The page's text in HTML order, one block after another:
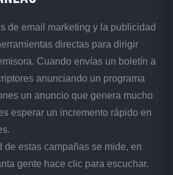
de email marketing y la publicidad
directas para dirigir
Cuando envías un boletín a
anunciando un programa
un anuncio que genera mucho
esperar un incremento rápido en
de estas campañas se mide, en
gente hace clic para escuchar.